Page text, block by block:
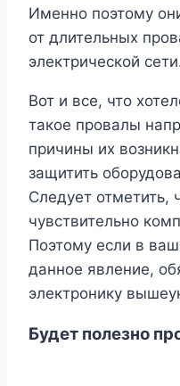
Именно поэтому
от длительных
электрической
Вот и все, что
такое провалы
причины их
защитить
Следует отметить,
чувствительно
Поэтому если в
данное явление,
электронику
Будет полезно